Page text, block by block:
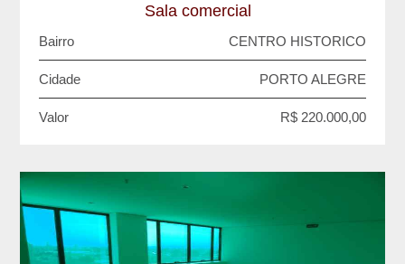
Sala comercial
Bairro CENTRO HISTORICO
Cidade PORTO ALEGRE
Valor R$ 220.000,00